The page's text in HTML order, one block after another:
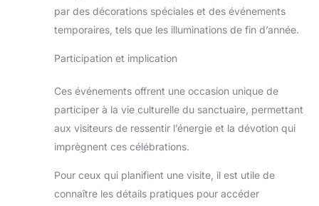
par des décorations spéciales et des événements
temporaires, tels que les illuminations de fin d’année.
Participation et implication
Ces événements offrent une occasion unique de
participer à la vie culturelle du sanctuaire, permettant
aux visiteurs de ressentir l’énergie et la dévotion qui
imprègnent ces célébrations.
Pour ceux qui planifient une visite, il est utile de
connaître les détails pratiques pour accéder